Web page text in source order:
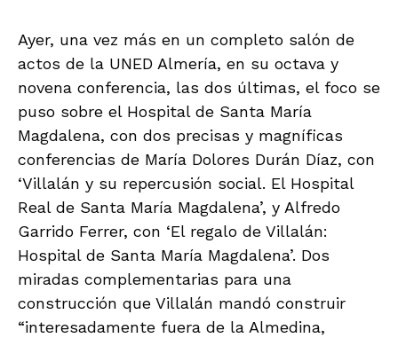
Ayer, una vez más en un completo salón de
actos de la UNED Almería, en su octava y
novena conferencia, las dos últimas, el foco se
puso sobre el Hospital de Santa María
Magdalena, con dos precisas y magníficas
conferencias de María Dolores Durán Díaz, con
‘Villalán y su repercusión social. El Hospital
Real de Santa María Magdalena’, y Alfredo
Garrido Ferrer, con ‘El regalo de Villalán:
Hospital de Santa María Magdalena’. Dos
miradas complementarias para una
construcción que Villalán mandó construir
“interesadamente fuera de la Almedina,